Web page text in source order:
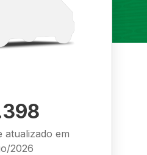
atualizado em
2026